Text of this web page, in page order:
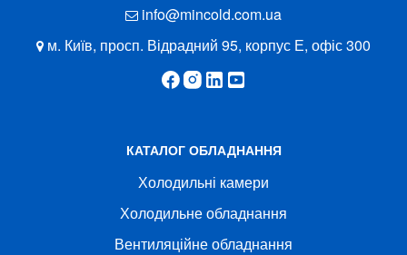
info@mincold.com.ua
м. Київ, просп. Відрадний 95, корпус Е, офіс 300
КАТАЛОГ ОБЛАДНАННЯ
Холодильні камери
Холодильне обладнання
Вентиляційне обладнання